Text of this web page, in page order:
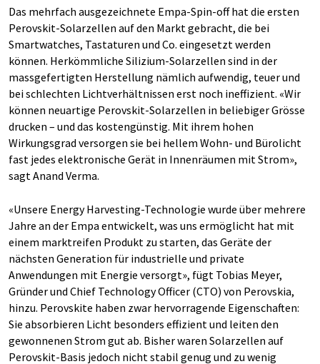
Das mehrfach ausgezeichnete Empa-Spin-off hat die ersten
Perovskit-Solarzellen auf den Markt gebracht, die bei
Smartwatches, Tastaturen und Co. eingesetzt werden
können. Herkömmliche Silizium-Solarzellen sind in der
massgefertigten Herstellung nämlich aufwendig, teuer und
bei schlechten Lichtverhältnissen erst noch ineffizient. «Wir
können neuartige Perovskit-Solarzellen in beliebiger Grösse
drucken – und das kostengünstig. Mit ihrem hohen
Wirkungsgrad versorgen sie bei hellem Wohn- und Bürolicht
fast jedes elektronische Gerät in Innenräumen mit Strom»,
sagt Anand Verma.
«Unsere Energy Harvesting-Technologie wurde über mehrere
Jahre an der Empa entwickelt, was uns ermöglicht hat mit
einem marktreifen Produkt zu starten, das Geräte der
nächsten Generation für industrielle und private
Anwendungen mit Energie versorgt», fügt Tobias Meyer,
Gründer und Chief Technology Officer (CTO) von Perovskia,
hinzu. Perovskite haben zwar hervorragende Eigenschaften:
Sie absorbieren Licht besonders effizient und leiten den
gewonnenen Strom gut ab. Bisher waren Solarzellen auf
Perovskit-Basis jedoch nicht stabil genug und zu wenig